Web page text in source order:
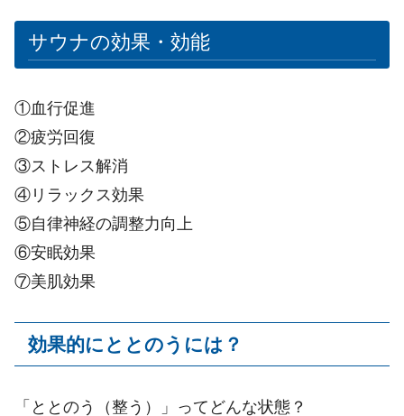
サウナの効果・効能
①血行促進
②疲労回復
③ストレス解消
④リラックス効果
⑤自律神経の調整力向上
⑥安眠効果
⑦美肌効果
効果的にととのうには？
「ととのう（整う）」ってどんな状態？